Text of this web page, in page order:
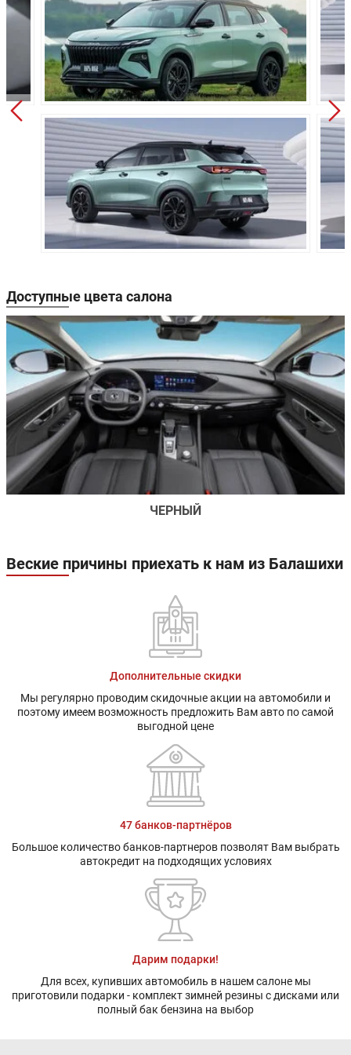
Привод: Передний
Передняя подвеска:
Независимая подвеска
типа Макферсон
Задняя подвеска:
Многорычажная
независимая
Передние тормоза:
вентилируемые
Задние тормоза: Дисковые
Производство: Китай
Гарантия:
3 года или 100 000 км
пробег
Доступные цвета салона
ЧЕРНЫЙ
Веские причины приехать к нам из Балашихи
Дополнительные скидки
Мы регулярно проводим скидочные акции на автомобили и
поэтому имеем возможность предложить Вам авто по самой
выгодной цене
47 банков-партнёров
Большое количество банков-партнеров позволят Вам выбрать
автокредит на подходящих условиях
Дарим подарки!
Для всех, купивших автомобиль в нашем салоне мы
приготовили подарки - комплект зимней резины с дисками или
полный бак бензина на выбор